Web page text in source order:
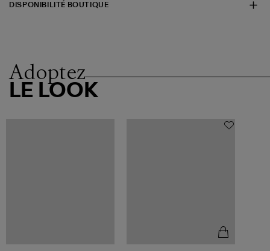
DISPONIBILITÉ BOUTIQUE
Adoptez
LE LOOK